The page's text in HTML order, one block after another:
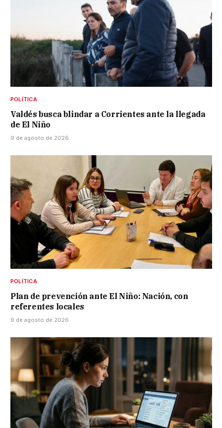
POLÍTICA
Valdés busca blindar a Corrientes ante la llegada
de El Niño
9 de agosto de 2026
POLÍTICA
Plan de prevención ante El Niño: Nación, con
referentes locales
9 de agosto de 2026